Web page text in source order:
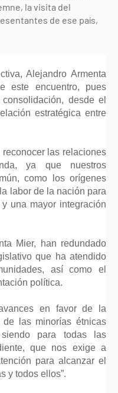
la visita del
de ese país,
Alejandro Armenta
este encuentro, pues
desde el
estratégica entre
las relaciones
ya que nuestros
como los orígenes
labor de la nación para
una mayor integración
Mier, han redundado
que ha atendido
así como el
política.
en favor de la
las minorías étnicas
para todas las
que nos exige a
para alcanzar el
y todos ellos”.